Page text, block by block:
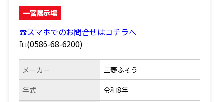
一宮展示場
☎スマホでのお問合せはコチラへ
℡(0586-68-6200)
メーカー
年式
三菱ふそう
令和8年